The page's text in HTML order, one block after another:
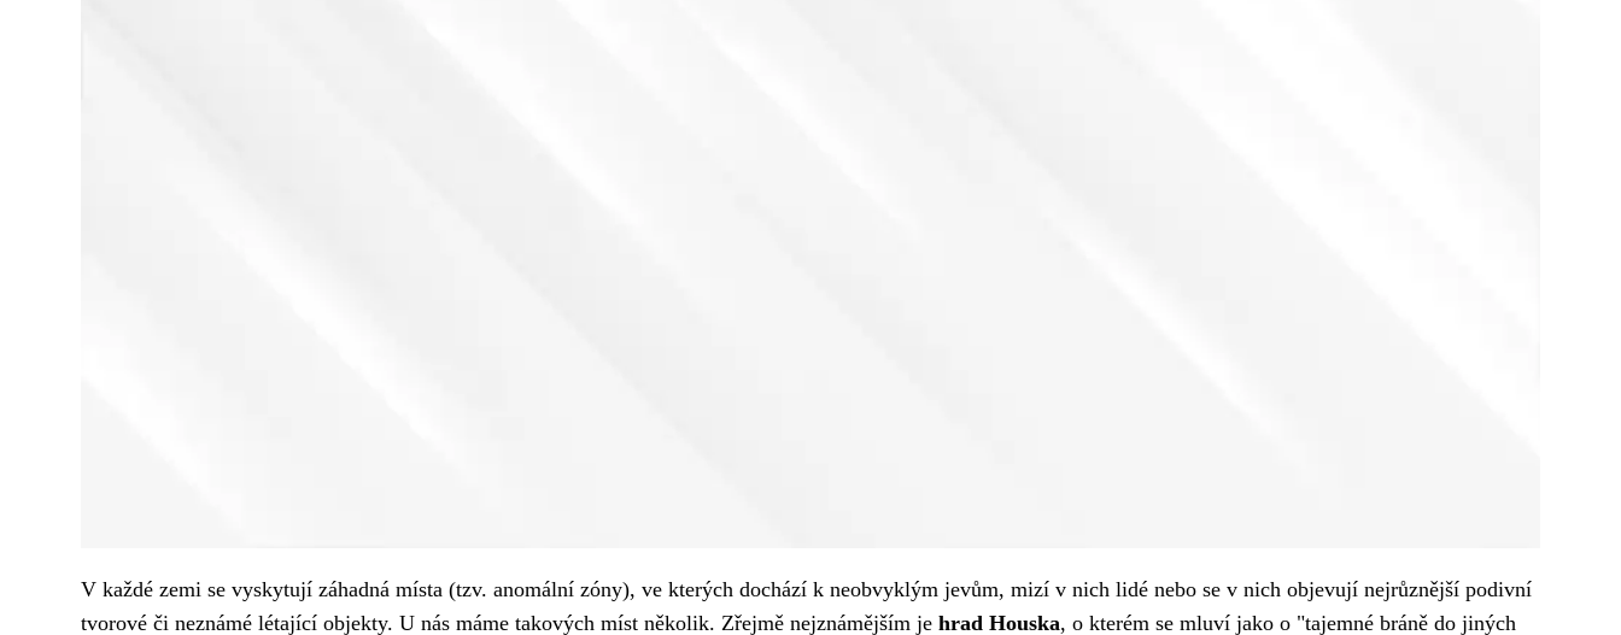
V každé zemi se vyskytují záhadná místa (tzv. anomální zóny), ve kterých dochází k neobvyklým jevům, mizí v nich lidé nebo se v nich objevují nejrůznější podivní
tvorové či neznámé létající objekty. U nás máme takových míst několik. Zřejmě nejznámějším je hrad Houska, o kterém se mluví jako o "tajemné bráně do jiných